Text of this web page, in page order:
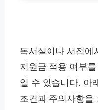
독서실이나 서점에
지원금 적용 여부
일 수 있습니다. 아
조건과 주의사항을